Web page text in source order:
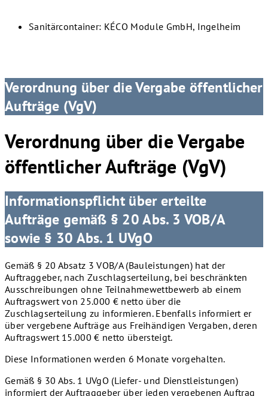
Sanitärcontainer: KÉCO Module GmbH, Ingelheim
Verordnung über die Vergabe öffentlicher
Aufträge (VgV)
Verordnung über die Vergabe
öffentlicher Aufträge (VgV)
Informationspflicht über erteilte
Aufträge gemäß § 20 Abs. 3 VOB/A
sowie § 30 Abs. 1 UVgO
Gemäß § 20 Absatz 3 VOB/A (Bauleistungen) hat der
Auftraggeber, nach Zuschlagserteilung, bei beschränkten
Ausschreibungen ohne Teilnahmewettbewerb ab einem
Auftragswert von 25.000 € netto über die
Zuschlagserteilung zu informieren. Ebenfalls informiert er
über vergebene Aufträge aus Freihändigen Vergaben, deren
Auftragswert 15.000 € netto übersteigt.
Diese Informationen werden 6 Monate vorgehalten.
Gemäß § 30 Abs. 1 UVgO (Liefer- und Dienstleistungen)
informiert der Auftraggeber über jeden vergebenen Auftrag